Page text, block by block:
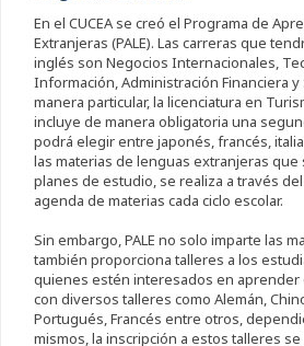
En el CUCEA se creó el Programa de
Extranjeras (PALE). Las carreras que
inglés son Negocios Internacionales,
Información, Administración Financiera
manera particular, la licenciatura en
incluye de manera obligatoria una
podrá elegir entre japonés, francés,
las materias de lenguas extranjeras
planes de estudio, se realiza a través
agenda de materias cada ciclo escolar.
Sin embargo, PALE no solo imparte las
también proporciona talleres a los
quienes estén interesados en aprender
con diversos talleres como Alemán,
Portugués, Francés entre otros,
mismos, la inscripción a estos talleres